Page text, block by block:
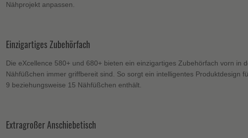
Nähprojekt anpassen.
Einzigartiges Zubehörfach
Die eXcellence 580+ und 680+ bieten ein einzigartiges Zubehörfach vorn in
Nähfüßchen immer griffbereit sind. So sorgt ein intelligentes Produktdesign
9 beziehungsweise 15 Nähfüßchen enthält.
Extragroßer Anschiebetisch